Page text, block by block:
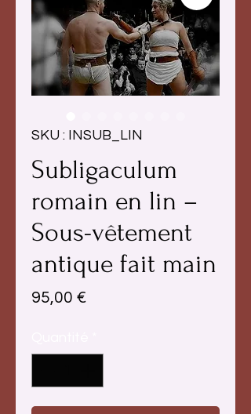
SKU : INSUB_LIN
Subligaculum
romain en lin –
Sous-vêtement
antique fait main
95,00 €